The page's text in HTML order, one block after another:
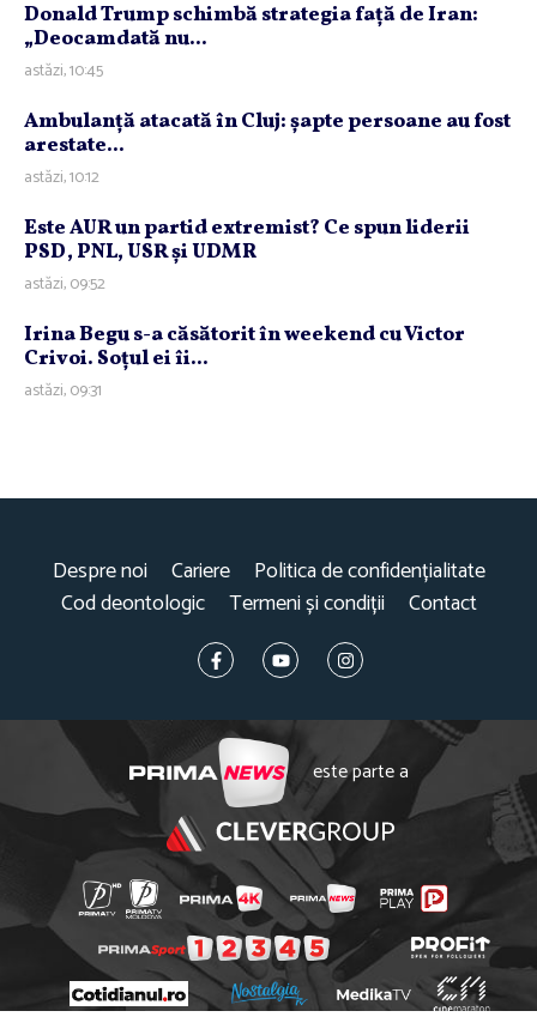
Donald Trump schimbă strategia faţă de Iran:
„Deocamdată nu...
astăzi, 10:45
Ambulanţă atacată în Cluj: şapte persoane au fost
arestate...
astăzi, 10:12
Este AUR un partid extremist? Ce spun liderii
PSD, PNL, USR şi UDMR
astăzi, 09:52
Irina Begu s-a căsătorit în weekend cu Victor
Crivoi. Soţul ei îi...
astăzi, 09:31
Despre noi Cariere
Politica de confidențialitate
Cod deontologic
Termeni și condiții Contact
este parte a